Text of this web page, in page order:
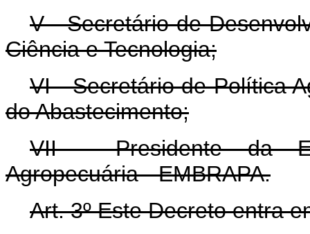
V - Secretário de
Ciência e Tecnologia;
VI - Secretário de Política
do Abastecimento;
VII - Presidente da
Agropecuária - EMBRAPA.
Art. 3º Este Decreto entra